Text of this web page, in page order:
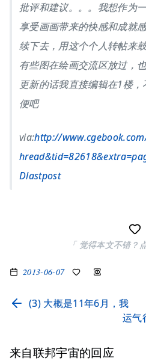
批评和建议。。。我想作为
享受画画带来的快感和成就
续下去，用这个个人转帖来鼓
有些图在绘画交流区放过，
更新的话我直接编辑在1楼
便吧
via:http://
Dlastpost
「 觉得本文不错？
2013-06-07
(3) 大概是11年6月，我
运气
来自联邦宇宙的回应